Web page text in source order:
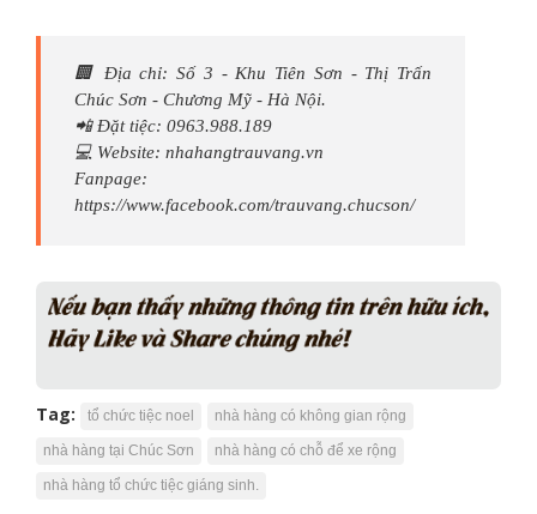
🏢 Địa chỉ: Số 3 - Khu Tiên Sơn - Thị Trấn
Chúc Sơn - Chương Mỹ - Hà Nội.
📲 Đặt tiệc: 0963.988.189
💻 Website: nhahangtrauvang.vn
Fanpage:
https://www.facebook.com/trauvang.chucson/
Tag: tổ chức tiệc noel nhà hàng có không gian rộng
nhà hàng tại Chúc Sơn nhà hàng có chỗ để xe rộng
nhà hàng tổ chức tiệc giáng sinh.